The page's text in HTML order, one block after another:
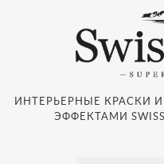
ИНТЕРЬЕРНЫЕ КРАСКИ
ЭФФЕКТАМИ